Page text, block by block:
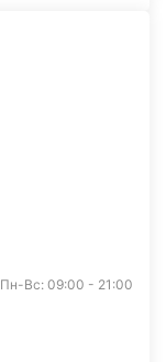
Пн-Вс: 09:00 - 21:00